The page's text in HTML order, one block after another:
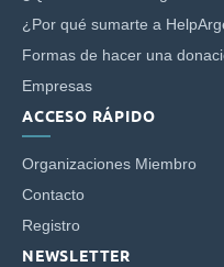
¿Por qué sumarte a
Formas de hacer una
Empresas
ACCESO RÁPIDO
Organizaciones Miembro
Contacto
Registro
NEWSLETTER